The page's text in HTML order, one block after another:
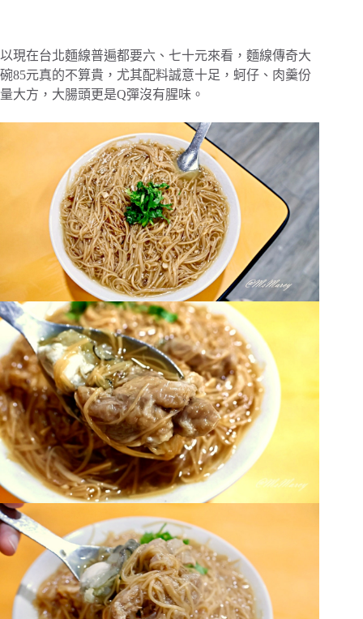
以現在台北麵線普遍都要六、七十元來看，麵線傳奇大
碗85元真的不算貴，尤其配料誠意十足，蚵仔、肉羹份
量大方，大腸頭更是Q彈沒有腥味。